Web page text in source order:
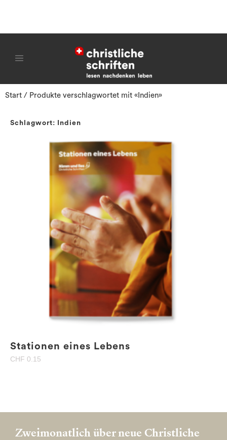
Start / Produkte verschlagwortet mit «Indien»
Schlagwort: Indien
Stationen eines Lebens
CHF 0.15
Zweimonatlich über neue Christliche